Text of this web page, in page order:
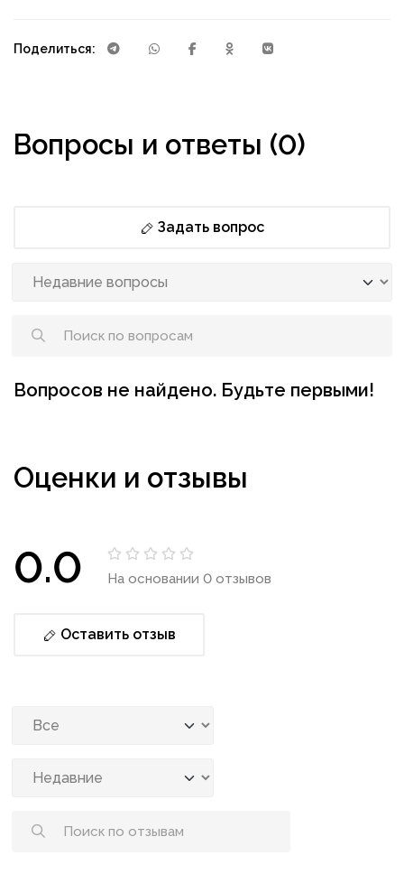
Поделиться:
Вопросы и ответы (0)
Задать вопрос
Вопросов не найдено. Будьте первыми!
Оценки и отзывы
0.0 На основании 0 отзывов
Оставить отзыв